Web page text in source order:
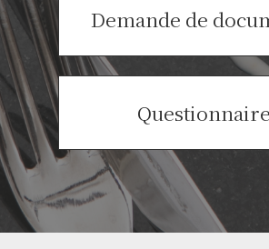
Demande de
Questionnaire